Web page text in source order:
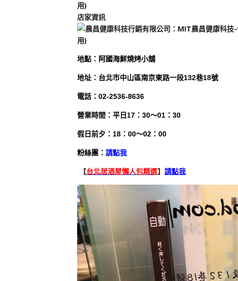
店家資訊
地點 ： 阿國海鮮燒烤小舖
地址：台北市中山區南京東路一段132巷18號
電話：02-2536-8636
營業時間： 平日17：30～01：30
假日前夕：18：00～02：00
粉絲團： 請點我
【台北居酒屋懶人包精選】 請點我